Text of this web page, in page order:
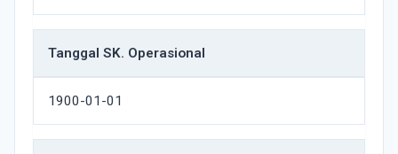
Tanggal SK. Operasional
1900-01-01